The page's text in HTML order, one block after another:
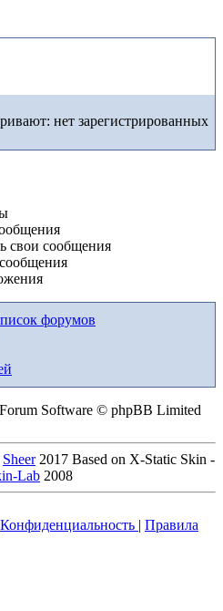
нет зарегистрированных
свои сообщения
форумов
Software © phpBB Limited
Sheer2017 Based on X-Static Skin -
Lab 2008
Конфиденциальность | Правила